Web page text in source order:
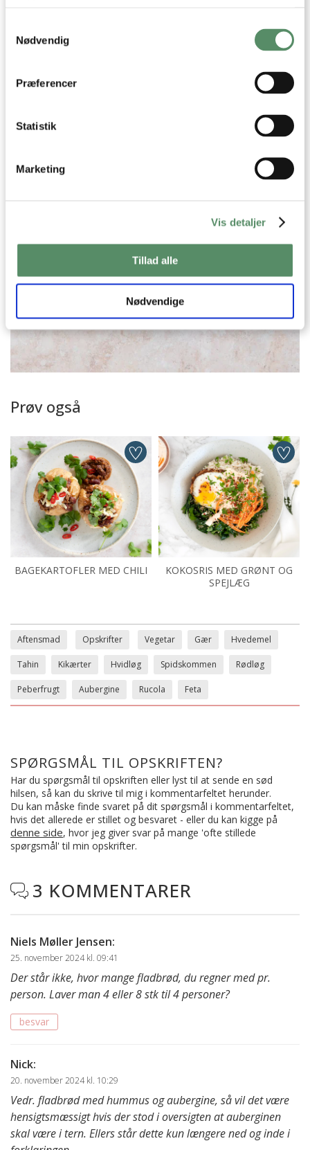
Indsamle præcise oplysninger om din placering,
der kan være nøjagtig inden for få meter
Identificere din enhed baseret på en scanning af
Nødvendig
Præferencer
Statistik
Marketing
Vis detaljer
Tillad alle
Nødvendige
Prøv også
BAGEKARTOFLER MED CHILI
KOKOSRIS MED GRØNT OG
SPEJLÆG
Aftensmad Opskrifter Vegetar Gær Hvedemel
Tahin Kikærter Hvidløg Spidskommen Rødløg
Peberfrugt Aubergine Rucola Feta
SPØRGSMÅL TIL OPSKRIFTEN?
Har du spørgsmål til opskriften eller lyst til at sende en sød
hilsen, så kan du skrive til mig i kommentarfeltet herunder.
Du kan måske finde svaret på dit spørgsmål i kommentarfeltet,
hvis det allerede er stillet og besvaret - eller du kan kigge på
denne side, hvor jeg giver svar på mange 'ofte stillede
spørgsmål' til min opskrifter.
 3 KOMMENTARER
Niels Møller Jensen:
25. november 2024 kl. 09:41
Der står ikke, hvor mange fladbrød, du regner med pr.
person. Laver man 4 eller 8 stk til 4 personer?
besvar
Nick:
20. november 2024 kl. 10:29
Vedr. fladbrød med hummus og aubergine, så vil det være
hensigtsmæssigt hvis der stod i oversigten at auberginen
skal være i tern. Ellers står dette kun længere ned og inde i